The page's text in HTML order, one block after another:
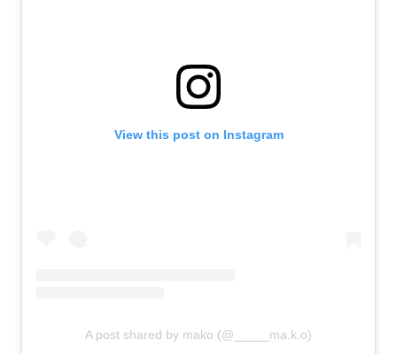
View this post on Instagram
A post shared by mako (@_____ma.k.o)